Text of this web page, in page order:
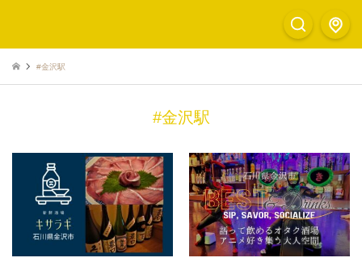
#金沢駅
#金沢駅